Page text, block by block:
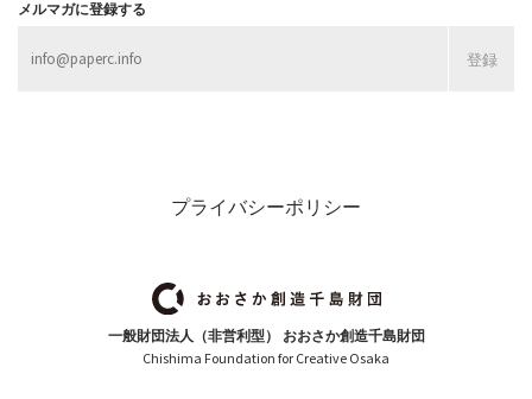
メルマガに登録する
プライバシーポリシー
一般財団法人（非営利型） おおさか創造千島財団
Chishima Foundation for Creative Osaka